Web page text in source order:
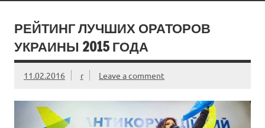
РЕЙТИНГ ЛУЧШИХ ОРАТОРОВ
УКРАИНЫ 2015 ГОДА
11.02.2016 r Leave a comment